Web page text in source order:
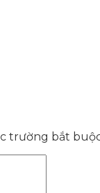
trường bắt